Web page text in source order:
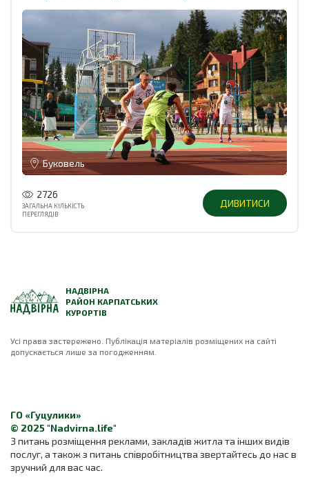
Буковель
2726
ЗАГАЛЬНА КІЛЬКІСТЬ
ПЕРЕГЛЯДІВ
ДИВИТИСИ
НАДВІРНА
РАЙОН КАРПАТСЬКИХ
КУРОРТІВ
Усі права застережено. Публікація матеріалів розміщених на сайті
допускається лише за погодженням.
ГО «Гуцулики»
© 2025 "Nadvirna.life"
З питань розміщення реклами, закладів житла та інших видів
послуг, а також з питань співробітництва звертайтесь до нас в
зручний для вас час.